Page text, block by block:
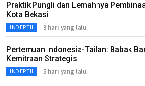
Praktik Pungli dan Lemahnya
Kota Bekasi
INDEPTH 3 hari yang lalu.
Pertemuan Indonesia-Tailan: Babak
Kemitraan Strategis
INDEPTH 5 hari yang lalu.